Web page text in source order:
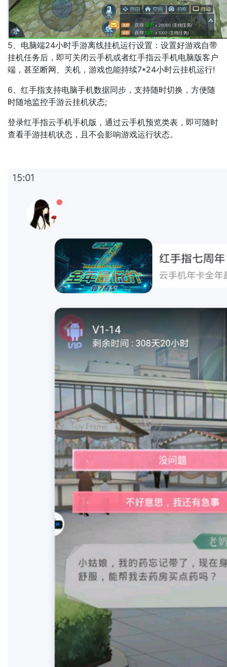
5、电脑端24小时手游离线挂机运行设置：设置好游戏自带
挂机任务后，即可关闭云手机或者红手指云手机电脑版客户
端，甚至断网、关机，游戏也能持续7*24小时云挂机运行!
6、红手指支持电脑手机数据同步，支持随时切换，方便随
时随地监控手游云挂机状态;
登录红手指云手机手机版，通过云手机预览类表，即可随时
查看手游挂机状态，且不会影响游戏运行状态。